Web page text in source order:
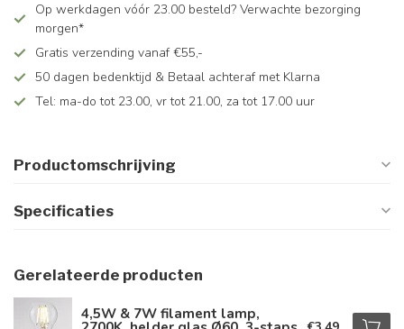
Op werkdagen vóór 23.00 besteld? Verwachte bezorging
morgen*
Gratis verzending vanaf €55,-
50 dagen bedenktijd & Betaal achteraf met Klarna
Tel: ma-do tot 23.00, vr tot 21.00, za tot 17.00 uur
Productomschrijving
Specificaties
Gerelateerde producten
4,5W & 7W filament lamp,